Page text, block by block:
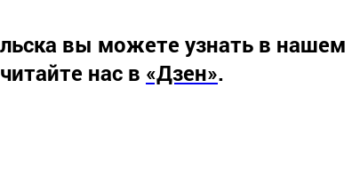
вы можете узнать в нашем
нас в «Дзен».